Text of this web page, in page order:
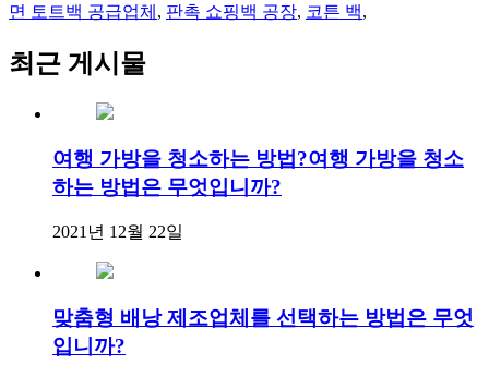
면 토트백 공급업체 , 판촉 쇼핑백 공장, 코튼 백,
최근 게시물
여행 가방을 청소하는 방법?여행 가방을 청소
하는 방법은 무엇입니까?
2021년 12월 22일
맞춤형 배낭 제조업체를 선택하는 방법은 무엇
입니까?